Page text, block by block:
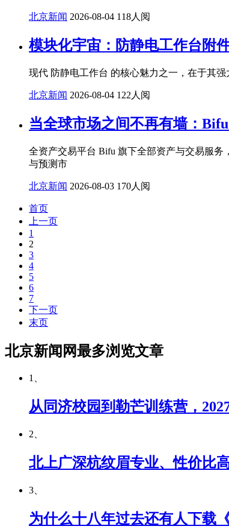
北京新闻 2026-08-04 118人阅
模块化宇宙：防静电工作台附
现代 防静电工作台 的核心魅力之一，在于其
北京新闻 2026-08-04 122人阅
当全球市场之间不再有墙：
全资产交易平台 Bifu 旗下全部资产与交易服务
与预测市
北京新闻 2026-08-03 170人阅
首页
上一页
1
2
3
4
5
6
7
下一页
末页
北京新闻网最多浏览文章
1、
从同济校园到勒芒训练营，
2、
北上广深杭纹眉专业、性价比
3、
为什么十八年过去还有人下载